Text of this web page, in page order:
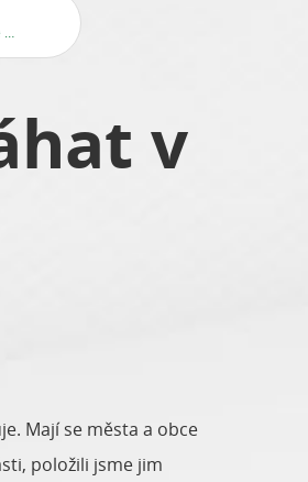
v
Mají se města a obce
položili jsme jim